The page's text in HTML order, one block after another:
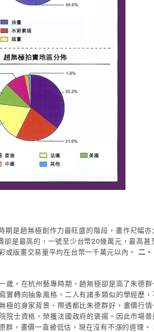
是趙無極創作力最旺盛的階段，畫作尺幅
是最高的，一號至少台幣20幾萬元，最高
版畫交易量平均在台幣一千萬元以內。 二
歲。在杭州藝專時期，趙無極卻是高了朱德
實轉向抽象風格，二人有諸多類似的學經歷
極的身家背景、際遇都比朱德群好，畫價行
院士資格，榮獲法國政府的褒揚。因此市場
群，畫價一直被低估，現在沒有不漲的道理